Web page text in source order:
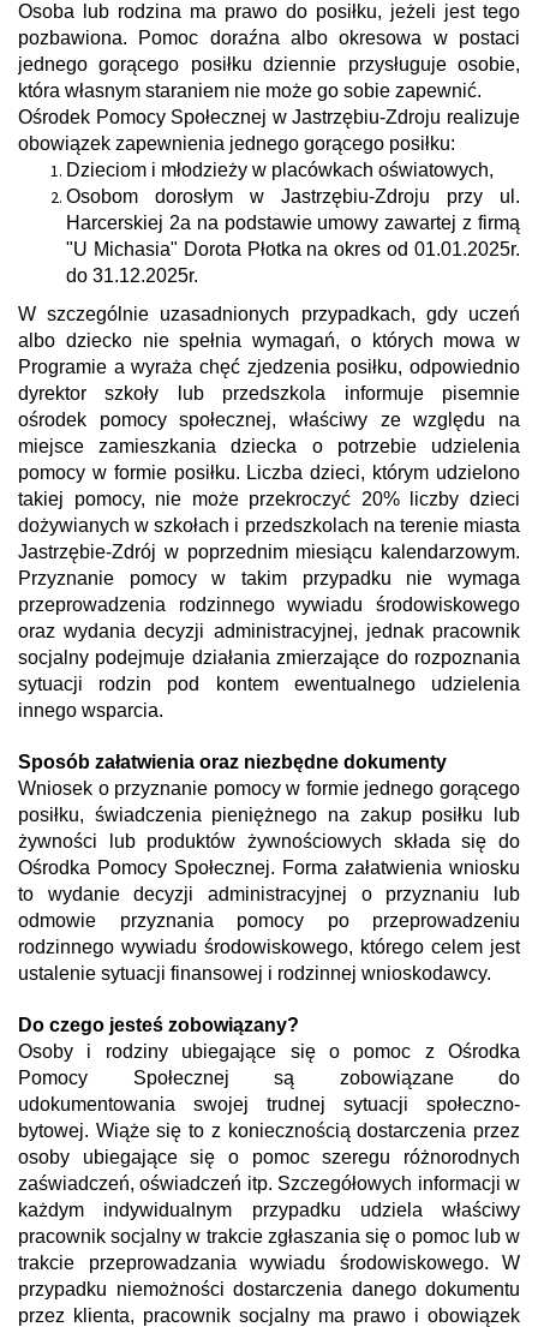
Osoba lub rodzina ma prawo do posiłku, jeżeli jest tego
pozbawiona. Pomoc doraźna albo okresowa w postaci
jednego gorącego posiłku dziennie przysługuje osobie,
która własnym staraniem nie może go sobie zapewnić.
Ośrodek Pomocy Społecznej w Jastrzębiu-Zdroju realizuje
obowiązek zapewnienia jednego gorącego posiłku:
Dzieciom i młodzieży w placówkach oświatowych,
Osobom dorosłym w Jastrzębiu-Zdroju przy ul.
Harcerskiej 2a na podstawie umowy zawartej z firmą
"U Michasia" Dorota Płotka na okres od 01.01.2025r.
do 31.12.2025r.
W szczególnie uzasadnionych przypadkach, gdy uczeń
albo dziecko nie spełnia wymagań, o których mowa w
Programie a wyraża chęć zjedzenia posiłku, odpowiednio
dyrektor szkoły lub przedszkola informuje pisemnie
ośrodek pomocy społecznej, właściwy ze względu na
miejsce zamieszkania dziecka o potrzebie udzielenia
pomocy w formie posiłku. Liczba dzieci, którym udzielono
takiej pomocy, nie może przekroczyć 20% liczby dzieci
dożywianych w szkołach i przedszkolach na terenie miasta
Jastrzębie-Zdrój w poprzednim miesiącu kalendarzowym.
Przyznanie pomocy w takim przypadku nie wymaga
przeprowadzenia rodzinnego wywiadu środowiskowego
oraz wydania decyzji administracyjnej, jednak pracownik
socjalny podejmuje działania zmierzające do rozpoznania
sytuacji rodzin pod kontem ewentualnego udzielenia
innego wsparcia.
Sposób załatwienia oraz niezbędne dokumenty
Wniosek o przyznanie pomocy w formie jednego gorącego
posiłku, świadczenia pieniężnego na zakup posiłku lub
żywności lub produktów żywnościowych składa się do
Ośrodka Pomocy Społecznej. Forma załatwienia wniosku
to wydanie decyzji administracyjnej o przyznaniu lub
odmowie przyznania pomocy po przeprowadzeniu
rodzinnego wywiadu środowiskowego, którego celem jest
ustalenie sytuacji finansowej i rodzinnej wnioskodawcy.
Do czego jesteś zobowiązany?
Osoby i rodziny ubiegające się o pomoc z Ośrodka
Pomocy Społecznej są zobowiązane do
udokumentowania swojej trudnej sytuacji społeczno-
bytowej. Wiąże się to z koniecznością dostarczenia przez
osoby ubiegające się o pomoc szeregu różnorodnych
zaświadczeń, oświadczeń itp. Szczegółowych informacji w
każdym indywidualnym przypadku udziela właściwy
pracownik socjalny w trakcie zgłaszania się o pomoc lub w
trakcie przeprowadzania wywiadu środowiskowego. W
przypadku niemożności dostarczenia danego dokumentu
przez klienta, pracownik socjalny ma prawo i obowiązek